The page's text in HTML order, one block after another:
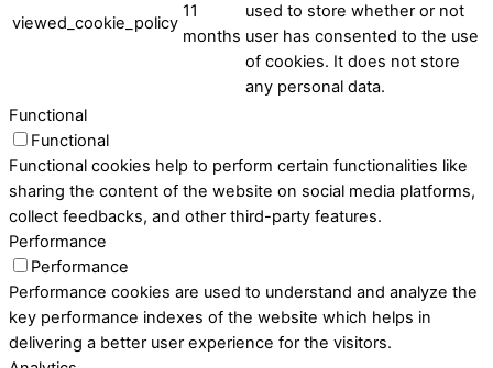
viewed_cookie_policy
11
months
used to store whether or not
user has consented to the use
of cookies. It does not store
any personal data.
Functional
Functional
Functional cookies help to perform certain functionalities like
sharing the content of the website on social media platforms,
collect feedbacks, and other third-party features.
Performance
Performance
Performance cookies are used to understand and analyze the
key performance indexes of the website which helps in
delivering a better user experience for the visitors.